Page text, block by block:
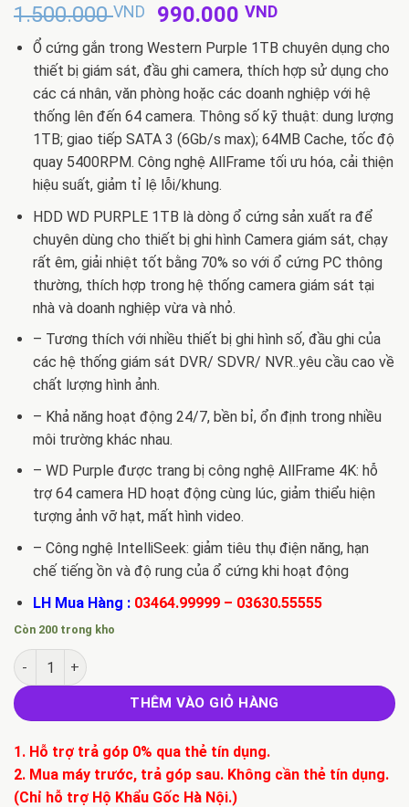
1.500.000VND
Giá
gốc
là:
1.500.000 VND.
990.000VNDGiá
hiện
tại
là:
990.000
Ổ cứng gắn trong Western Purple 1TB chuyên dụng cho
thiết bị giám sát, đầu ghi camera, thích hợp sử dụng cho
các cá nhân, văn phòng hoặc các doanh nghiệp với hệ
thống lên đến 64 camera. Thông số kỹ thuật: dung lượng
1TB; giao tiếp SATA 3 (6Gb/s max); 64MB Cache, tốc độ
quay 5400RPM. Công nghệ AllFrame tối ưu hóa, cải thiện
hiệu suất, giảm tỉ lệ lỗi/khung.
HDD WD PURPLE 1TB là dòng ổ cứng sản xuất ra để
chuyên dùng cho thiết bị ghi hình Camera giám sát, chạy
rất êm, giải nhiệt tốt bằng 70% so với ổ cứng PC thông
thường, thích hợp trong hệ thống camera giám sát tại
nhà và doanh nghiệp vừa và nhỏ.
– Tương thích với nhiều thiết bị ghi hình số, đầu ghi của
các hệ thống giám sát DVR/ SDVR/ NVR..yêu cầu cao về
chất lượng hình ảnh.
– Khả năng hoạt động 24/7, bền bỉ, ổn định trong nhiều
môi trường khác nhau.
– WD Purple được trang bị công nghệ AllFrame 4K: hỗ
trợ 64 camera HD hoạt động cùng lúc, giảm thiểu hiện
tượng ảnh vỡ hạt, mất hình video.
– Công nghệ IntelliSeek: giảm tiêu thụ điện năng, hạn
chế tiếng ồn và độ rung của ổ cứng khi hoạt động
LH Mua Hàng : 03464.99999– 03630.55555
Còn 200 trong kho
Ổ cứng WD Purple 1TB WD10PURZ số lượng
THÊM VÀO GIỎ HÀNG
1. Hỗ trợ trả góp 0% qua thẻ tín dụng.
2. Mua máy trước, trả góp sau. Không cần thẻ tín dụng.
(Chỉ hỗ trợ Hộ Khẩu Gốc Hà Nội.)